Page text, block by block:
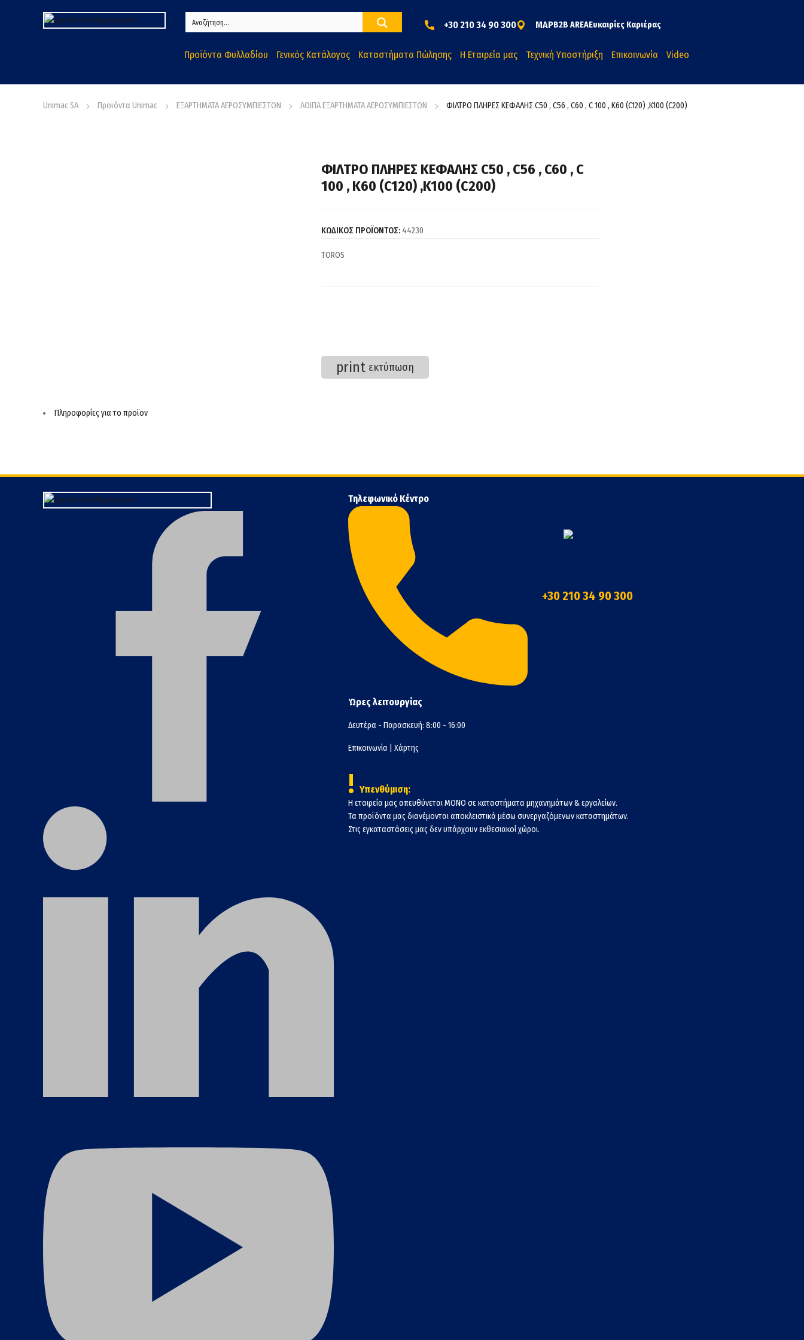
+30 210 34 90 300 MAPB2B AREAΕυκαιρίες Καριέρας
Προϊόντα Φυλλαδίου Γενικός Κατάλογος Καταστήματα Πώλησης Η Εταιρεία μας Τεχνική Υποστήριξη Επικοινωνία Video
Unimac SA Προϊόντα Unimac ΕΞΑΡΤΗΜΑΤΑ ΑΕΡΟΣΥΜΠΙΕΣΤΩΝ ΛΟΙΠΑ ΕΞΑΡΤΗΜΑΤΑ ΑΕΡΟΣΥΜΠΙΕΣΤΩΝ ΦΙΛΤΡΟ ΠΛΗΡΕΣ ΚΕΦΑΛΗΣ C50 , C56 , C60 , C 100 , K60 (C120) ,K100 (C200)
ΦΙΛΤΡΟ ΠΛΗΡΕΣ ΚΕΦΑΛΗΣ C50 , C56 , C60 , C
100 , K60 (C120) ,K100 (C200)
ΚΩΔΙΚΟΣ ΠΡΟΪΟΝΤΟΣ: 44230
TOROS
print εκτύπωση
Πληροφορίες για το προϊον
Τηλεφωνικό Κέντρο
+30 210 34 90 300
Ώρες λειτουργίας
Δευτέρα - Παρασκευή: 8:00 - 16:00
Επικοινωνία Χάρτης
! Υπενθύμιση:
Η εταιρεία μας απευθύνεται ΜΟΝΟ σε καταστήματα μηχανημάτων & εργαλείων.
Τα προϊόντα μας διανέμονται αποκλειστικά μέσω συνεργαζόμενων καταστημάτων.
Στις εγκαταστάσεις μας δεν υπάρχουν εκθεσιακοί χώροι.